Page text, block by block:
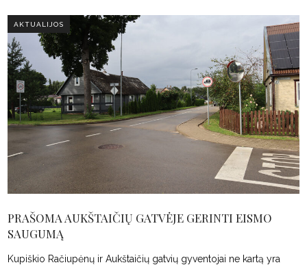
AKTUALIJOS
PRAŠOMA AUKŠTAIČIŲ GATVĖJE GERINTI EISMO
SAUGUMĄ
Kupiškio Račiupėnų ir Aukštaičių gatvių gyventojai ne kartą yra